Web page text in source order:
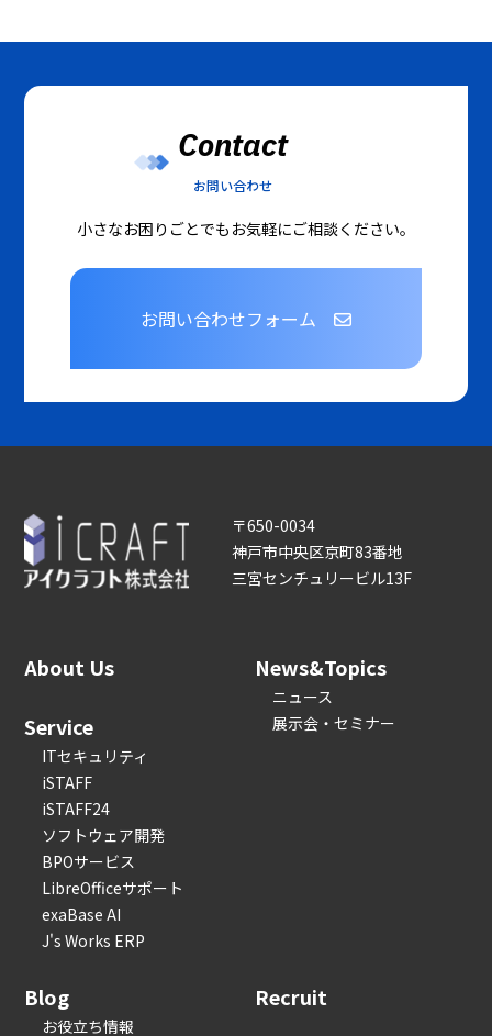
Contact
お問い合わせ
小さなお困りごとでもお気軽にご相談ください。
お問い合わせフォーム
〒650-0034
神戸市中央区京町83番地
三宮センチュリービル13F
About Us
Service
ITセキュリティ
iSTAFF
iSTAFF24
ソフトウェア開発
BPOサービス
LibreOfficeサポート
exaBase AI
J's Works ERP
News&Topics
ニュース
展示会・セミナー
Blog
お役立ち情報
Recruit